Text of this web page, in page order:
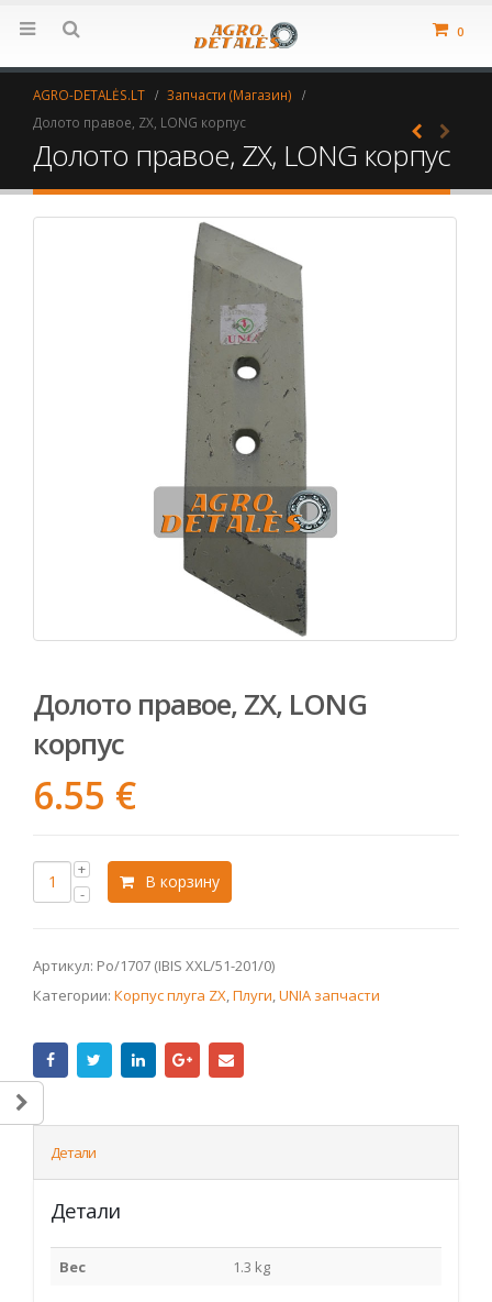
0
AGRO-DETALĖS.LT
Запчасти (Магазин)
Долото правое, ZX, LONG корпус
Долото правое, ZX, LONG корпус
Долото правое, ZX, LONG
корпус
6.55 €
В корзину
Артикул: Po/1707 (IBIS XXL/51-201/0)
Категории: Корпус плуга ZX,Плуги,UNIA запчасти
Детали
Детали
Вес 1.3 kg